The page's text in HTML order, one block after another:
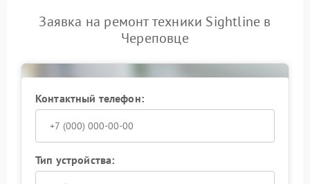
Заявка на ремонт техники Sightline в
Череповце
Контактный телефон:
Тип устройства: